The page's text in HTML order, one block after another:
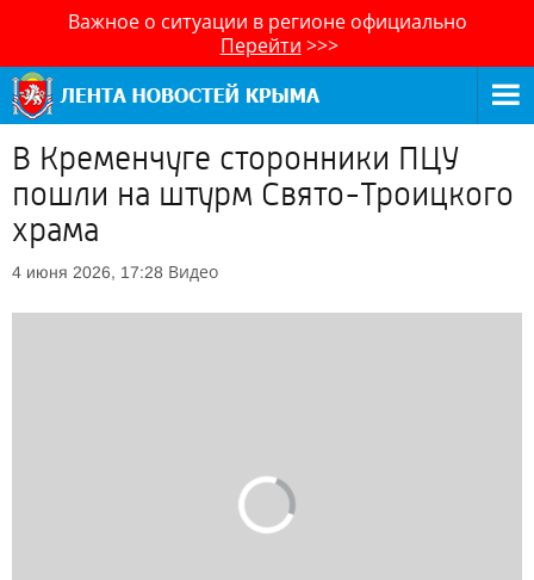
Важное о ситуации в регионе официально
Перейти >>>
В Кременчуге сторонники ПЦУ
пошли на штурм Свято-Троицкого
храма
4 июня 2026, 17:28 Видео